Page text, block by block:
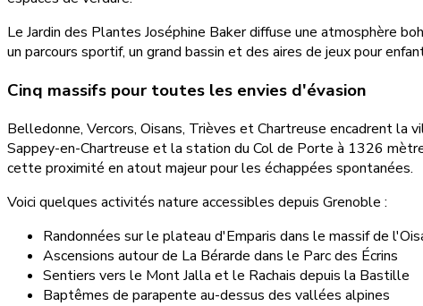
Le Jardin des Plantes Joséphine Baker diffuse une atmosphère
un parcours sportif, un grand bassin et des aires de jeux pour
Cinq massifs pour toutes les envies d'évasion
Belledonne, Vercors, Oisans, Trièves et Chartreuse encadrent la
Sappey-en-Chartreuse et la station du Col de Porte à 1326
cette proximité en atout majeur pour les échappées spontanées.
Voici quelques activités nature accessibles depuis Grenoble :
Randonnées sur le plateau d'Emparis dans le massif de
Ascensions autour de La Bérarde dans le Parc des Écrins
Sentiers vers le Mont Jalla et le Rachais depuis la Bastille
Baptêmes de parapente au-dessus des vallées alpines